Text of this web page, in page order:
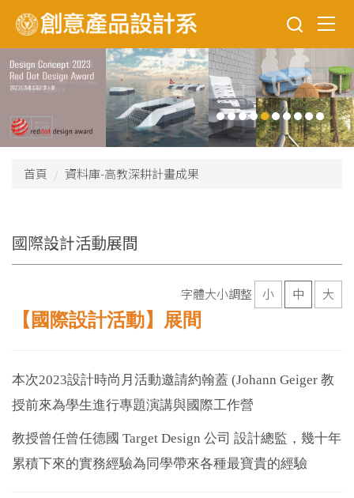
到
主
要
內
區
首頁 資料庫-高教深耕計畫成果
國際設計活動展間
字體大小調整 小 中 大
【國際設計活動】展間
本次2023設計時尚月活動邀請約翰蓋 (Johann Geiger 教
授前來為學生進行專題演講與國際工作營
教授曾任曾任德國 Target Design 公司 設計總監，幾十年
累積下來的實務經驗為同學帶來各種最寶貴的經驗